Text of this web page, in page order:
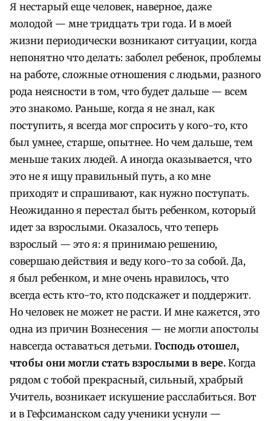
Я нестарый еще человек, наверное, даже
молодой — мне тридцать три года. И в моей
жизни периодически возникают ситуации, когда
непонятно что делать: заболел ребенок, проблемы
на работе, сложные отношения с людьми, разного
рода неясности в том, что будет дальше — всем
это знакомо. Раньше, когда я не знал, как
поступить, я всегда мог спросить у кого-то, кто
был умнее, старше, опытнее. Но чем дальше, тем
меньше таких людей. А иногда оказывается, что
это не я ищу правильный путь, а ко мне
приходят и спрашивают, как нужно поступать.
Неожиданно я перестал быть ребенком, который
идет за взрослыми. Оказалось, что теперь
взрослый — это я: я принимаю решению,
совершаю действия и веду кого-то за собой. Да,
я был ребенком, и мне очень нравилось, что
всегда есть кто-то, кто подскажет и поддержит.
Но человек не может не расти. И мне кажется, это
одна из причин Вознесения — не могли апостолы
навсегда оставаться детьми. Господь отошел,
чтобы они могли стать взрослыми в вере. Когда
рядом с тобой прекрасный, сильный, храбрый
Учитель, возникает искушение расслабиться. Вот
и в Гефсиманском саду ученики уснули —